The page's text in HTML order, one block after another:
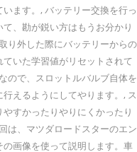
ます。, バッテリー交換を行っ
、勘が鋭い方はもうお分かり
り外した際にバッテリーからの
いた学習値がリセットされて
ので、スロットルバルブ自体を
えるようにしてやります。, ス
すかったりやりにくかったり
は、マツダロードスターのエン
画像を使って説明します。車